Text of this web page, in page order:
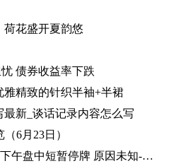
荷花盛开夏韵悠
债券收益率下跌
精致的针织半袖+半裙
新_谈话记录内容怎么写
6月23日）
新创建集团(00659)6月23日下午盘中短暂停牌 原因未知-环球热闻